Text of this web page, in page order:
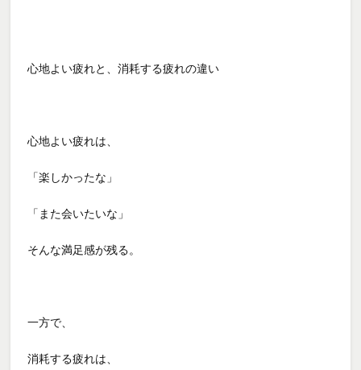
心地よい疲れと、消耗する疲れの違い
心地よい疲れは、
「楽しかったな」
「また会いたいな」
そんな満足感が残る。
一方で、
消耗する疲れは、